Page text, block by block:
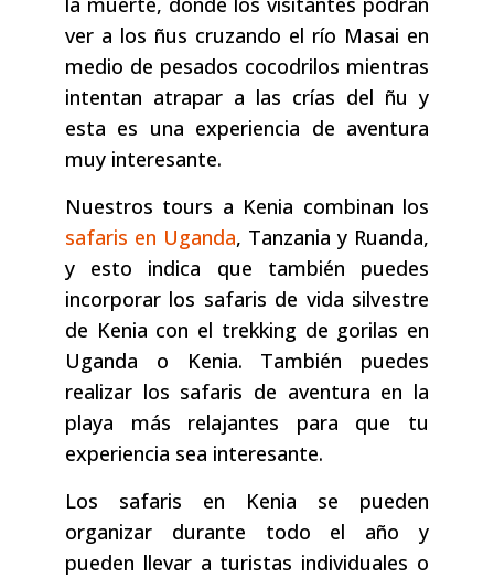
ver a los ñus cruzando el río Masai en
medio de pesados ​​​​cocodrilos mientras
intentan atrapar a las crías del ñu y
esta es una experiencia de aventura
muy interesante.
Nuestros tours a Kenia combinan los
safaris en Uganda, Tanzania y Ruanda,
y esto indica que también puedes
incorporar los safaris de vida silvestre
de Kenia con el trekking de gorilas en
Uganda o Kenia. También puedes
realizar los safaris de aventura en la
playa más relajantes para que tu
experiencia sea interesante.
Los safaris en Kenia se pueden
organizar durante todo el año y
pueden llevar a turistas individuales o